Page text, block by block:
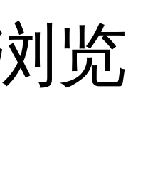
览